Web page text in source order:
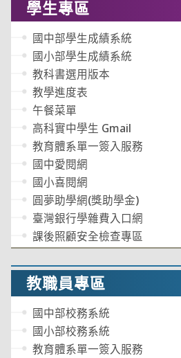
學生專區
國中部學生成績系統
國小部學生成績系統
教科書選用版本
教學進度表
午餐菜單
高科實中學生 Gmail
教育體系單一簽入服務
國中愛閱網
國小喜閱網
圓夢助學網(獎助學金)
臺灣銀行學雜費入口網
課後照顧安全檢查專區
教職員專區
國中部校務系統
國小部校務系統
教育體系單一簽入服務